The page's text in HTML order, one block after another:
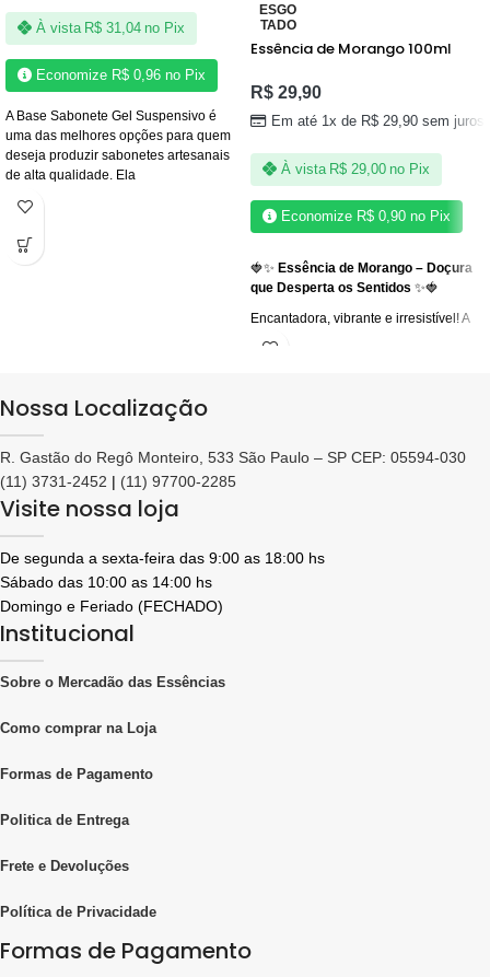
À vista R$31,04 no Pix
Economize R$0,96no Pix
A Base Sabonete Gel Suspensivo é
uma das melhores opções para quem
deseja produzir sabonetes artesanais
de alta qualidade. Ela
ESGO
TADO
Essência de Morango 100ml
R$ 29,90
Em até 1x de R$29,90sem juros
À vista R$29,00 no Pix
Economize R$0,90no Pix
🍓✨ Essência de Morango – Doçura
que Desperta os Sentidos ✨🍓
Encantadora, vibrante e irresistível! A
artesanais, aromatizadores de
Nossa Localização
R. Gastão do Regô Monteiro, 533 São Paulo – SP CEP: 05594-030
(11) 3731-2452 | (11) 97700-2285
Visite nossa loja
De segunda a sexta-feira das 9:00 as 18:00 hs
Sábado das 10:00 as 14:00 hs
Domingo e Feriado (FECHADO)
Institucional
Sobre o Mercadão das Essências
Como comprar na Loja
Formas de Pagamento
Politica de Entrega
Frete e Devoluções
Política de Privacidade
Formas de Pagamento